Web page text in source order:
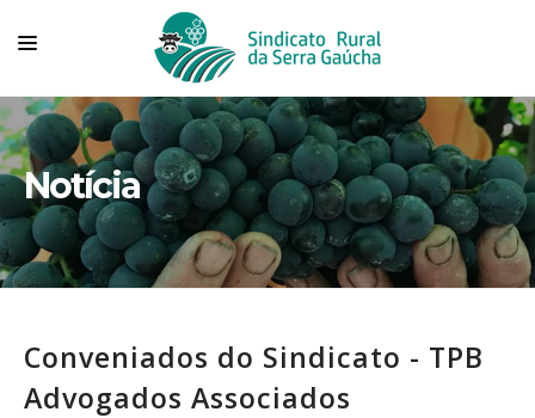
HOME
SINDICATO
TECNOVITIS
CONVÊNIOS
ASSOCIADOS
ASSOCIE-SE
Notícia
Conveniados do Sindicato - TPB
Advogados Associados